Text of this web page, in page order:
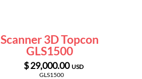
Scanner 3D Topcon
GLS1500
$ 29,000.00 USD
GLS1500